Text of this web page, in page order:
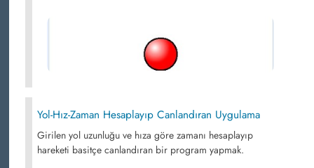
Yol-Hız-Zaman Hesaplayıp Canlandıran Uygulama
Girilen yol uzunluğu ve hıza göre zamanı hesaplayıp
hareketi basitçe canlandıran bir program yapmak.